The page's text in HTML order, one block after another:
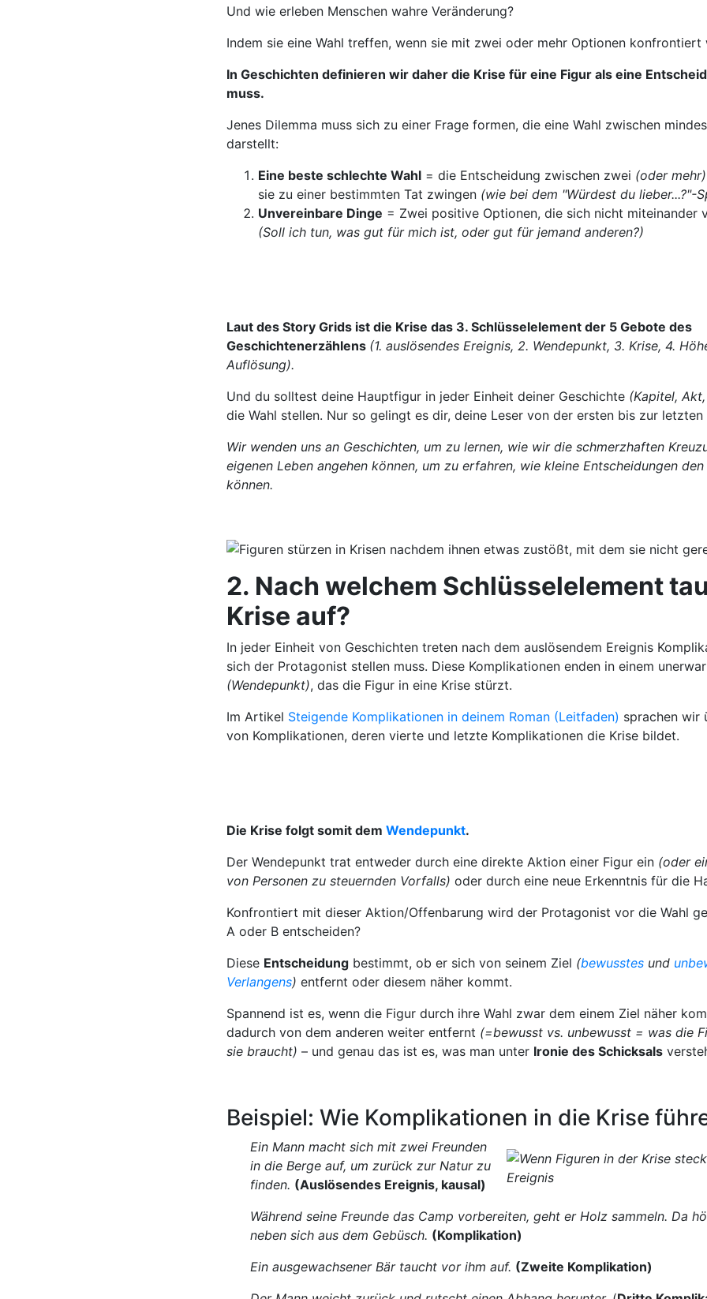
Und wie erleben Menschen wahre Veränderung?
Indem sie eine Wahl treffen, wenn sie mit zwei oder mehr Optionen konfrontiert
In Geschichten definieren wir daher die Krise für eine Figur als eine
muss.
Jenes Dilemma muss sich zu einer Frage formen, die eine Wahl zwischen
darstellt:
Eine beste schlechte Wahl = die Entscheidung zwischen zwei (oder mehr)
sie zu einer bestimmten Tat zwingen (wie bei dem "Würdest du lieber...?"-
Unvereinbare Dinge = Zwei positive Optionen, die sich nicht miteinander
(Soll ich tun, was gut für mich ist, oder gut für jemand anderen?)
Laut des Story Grids ist die Krise das 3. Schlüsselelement der 5 Gebote des
Geschichtenerzählens (1. auslösendes Ereignis, 2. Wendepunkt, 3. Krise, 4.
Auflösung).
Und du solltest deine Hauptfigur in jeder Einheit deiner Geschichte (Kapitel,
die Wahl stellen. Nur so gelingt es dir, deine Leser von der ersten bis zur letzten
Wir wenden uns an Geschichten, um zu lernen, wie wir die schmerzhaften
eigenen Leben angehen können, um zu erfahren, wie kleine Entscheidungen
können.
2. Nach welchem Schlüsselelement
Krise auf?
In jeder Einheit von Geschichten treten nach dem auslösendem Ereignis
sich der Protagonist stellen muss. Diese Komplikationen enden in einem
(Wendepunkt), das die Figur in eine Krise stürzt.
Im Artikel Steigende Komplikationen in deinem Roman (Leitfaden) sprachen wir
von Komplikationen, deren vierte und letzte Komplikationen die Krise bildet.
Die Krise folgt somit dem Wendepunkt.
Der Wendepunkt trat entweder durch eine direkte Aktion einer Figur ein (oder
von Personen zu steuernden Vorfalls) oder durch eine neue Erkenntnis für die
Konfrontiert mit dieser Aktion/Offenbarung wird der Protagonist vor die Wahl
A oder B entscheiden?
Diese Entscheidung bestimmt, ob er sich von seinem Ziel (bewusstes und
Verlangens) entfernt oder diesem näher kommt.
Spannend ist es, wenn die Figur durch ihre Wahl zwar dem einem Ziel näher
dadurch von dem anderen weiter entfernt (=bewusst vs. unbewusst = was die
sie braucht) – und genau das ist es, was man unter Ironie des Schicksals
Beispiel: Wie Komplikationen in die Krise
Ein Mann macht sich mit zwei Freunden
in die Berge auf, um zurück zur Natur zu
finden. (Auslösendes Ereignis, kausal)
Während seine Freunde das Camp vorbereiten, geht er Holz sammeln. Da
neben sich aus dem Gebüsch. (Komplikation)
Ein ausgewachsener Bär taucht vor ihm auf. (Zweite Komplikation)